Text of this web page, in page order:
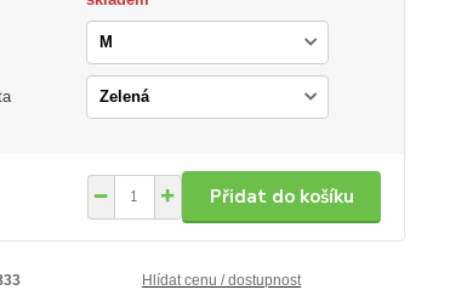
Přidat do košíku
Hlídat cenu / dostupnost